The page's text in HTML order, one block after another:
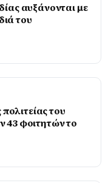
αυξάνονται με
του
του
43 φοιτητών το